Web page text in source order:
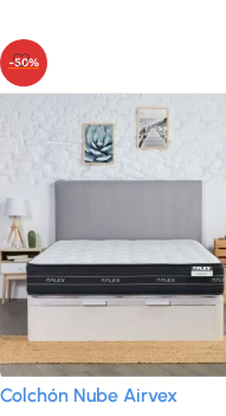
-50%
Colchón Nube Airvex